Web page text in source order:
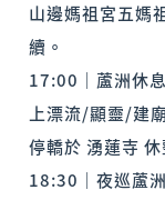
山邊媽祖宮五媽
續。
17:00｜蘆洲休
上漂流/顯靈/建
停轎於 湧蓮寺
18:30｜夜巡蘆